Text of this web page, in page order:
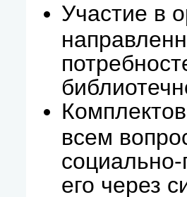
Участие в
всем
его через